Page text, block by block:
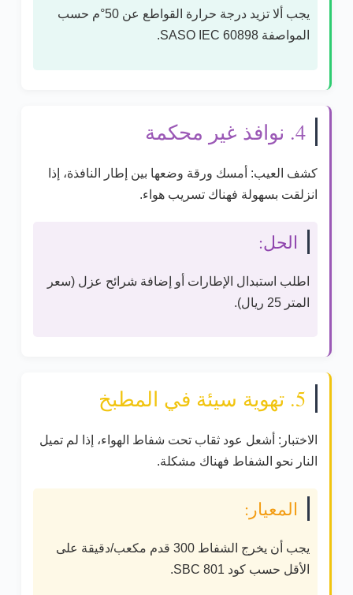
يجب ألا تزيد درجة حرارة القواطع عن 50°م حسب
المواصفة SASO IEC 60898
.
4. نوافذ غير محكمة
كشف العيب: أمسك ورقة وضعها بين إطار النافذة، إذا
انزلقت بسهولة فهناك تسريب هواء.
الحل:
اطلب استبدال الإطارات أو إضافة شرائح عزل (سعر
المتر 25 ريال
).
5. تهوية سيئة في المطبخ
الاختبار: أشعل عود ثقاب تحت شفاط الهواء، إذا لم تميل
النار نحو الشفاط فهناك مشكلة.
المعيار:
يجب أن يخرج الشفاط 300 قدم مكعب/دقيقة
على
الأقل حسب كود SBC 801 .